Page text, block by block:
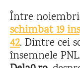
Între
schimbat 19
42. Dintre cei
însemnele